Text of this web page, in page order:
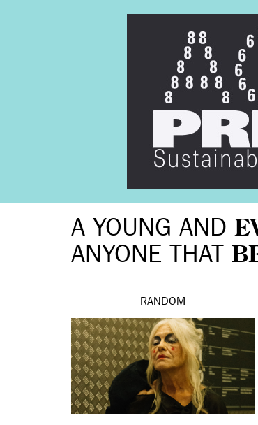
A YOUNG AND
ANYONE THAT
RANDOM